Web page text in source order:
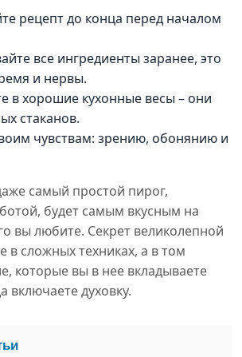
рецепт до конца перед началом
все ингредиенты заранее, это
и нервы.
в хорошие кухонные весы – они
стаканов.
чувствам: зрению, обонянию и
самый простой пирог,
будет самым вкусным на
вы любите. Секрет великолепной
в сложных техниках, а в том
которые вы в нее вкладываете
включаете духовку.